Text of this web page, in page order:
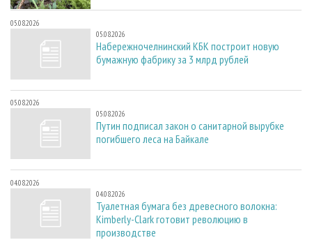
05.08.2026
05.08.2026
Набережночелнинский КБК построит новую
бумажную фабрику за 3 млрд рублей
05.08.2026
05.08.2026
Путин подписал закон о санитарной вырубке
погибшего леса на Байкале
04.08.2026
04.08.2026
Туалетная бумага без древесного волокна:
Kimberly-Clark готовит революцию в
производстве